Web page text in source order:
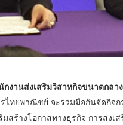
านส่งเสริมวิสาหกิจขนาดกลา
ไทยพาณิชย์ จะร่วมมือกันจัดกิจ
ร้างโอกาสทางธุรกิจ การส่งเ